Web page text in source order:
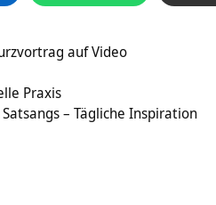
auf Video
Praxis
– Tägliche Inspiration